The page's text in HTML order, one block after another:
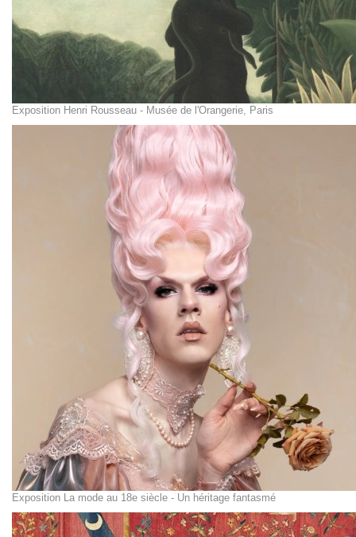
Exposition Henri Rousseau - Musée de l'Orangerie, Paris
Exposition La mode au 18e siècle - Un héritage fantasmé